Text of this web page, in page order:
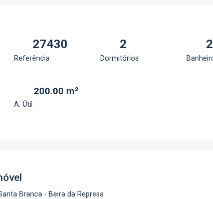
27430
Referência
2
Dormitórios
2
200.00 m²
A. Útil
Branca - Beira da Represa